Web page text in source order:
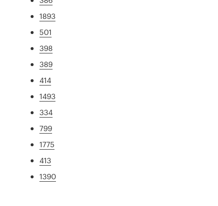
1893
501
398
389
414
1493
334
799
1775
413
1390